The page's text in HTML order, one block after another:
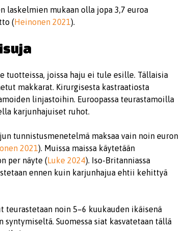
laskelmien mukaan olla jopa 3,7 euroa
(Heinonen 2021).
tuotteissa, joissa haju ei tule esille. Tällaisia
makkarat. Kirurgisesta kastraatiosta
linjastoihin. Euroopassa teurastamoilla
karjunhajuiset ruhot.
tunnistusmenetelmä maksaa vain noin euron
2021). Muissa maissa käytetään
per näyte (Luke 2024). Iso-Britanniassa
ennen kuin karjunhajua ehtii kehittyä
teurastetaan noin 5–6 kuukauden ikäisenä
Suomessa siat kasvatetaan tällä